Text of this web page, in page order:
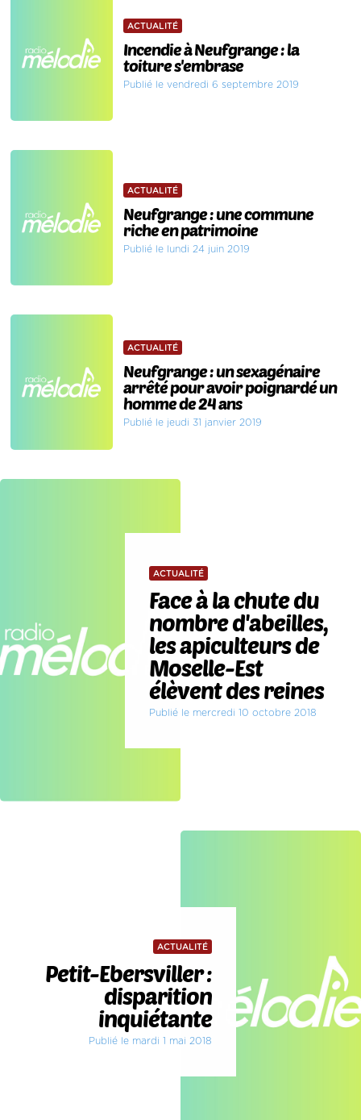
ACTUALITÉ
Incendie à Neufgrange : la
toiture s'embrase
Publié le vendredi 6 septembre 2019
ACTUALITÉ
Neufgrange : une commune
riche en patrimoine
Publié le lundi 24 juin 2019
ACTUALITÉ
Neufgrange : un sexagénaire
arrêté pour avoir poignardé un
homme de 24 ans
Publié le jeudi 31 janvier 2019
ACTUALITÉ
Face à la chute du
nombre d'abeilles,
les apiculteurs de
Moselle-Est
élèvent des reines
Publié le mercredi 10 octobre 2018
ACTUALITÉ
Petit-Ebersviller :
disparition
inquiétante
Publié le mardi 1 mai 2018